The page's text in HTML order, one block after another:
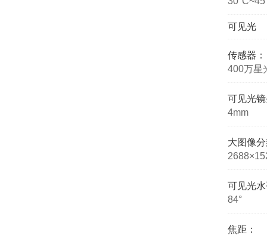
可见光
传感器：
400万星
可见光
4mm
大图像
可见光
84°
焦距：